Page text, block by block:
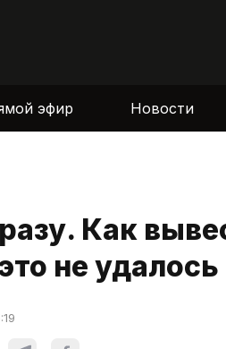
эфир Новости
Как
не удалось